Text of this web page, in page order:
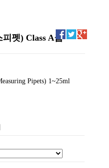
펫) Class A급
Pipets) 1~25ml